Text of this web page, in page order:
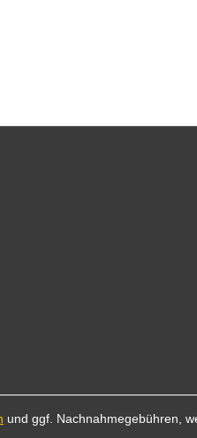
und ggf. Nachnahmegebühren,